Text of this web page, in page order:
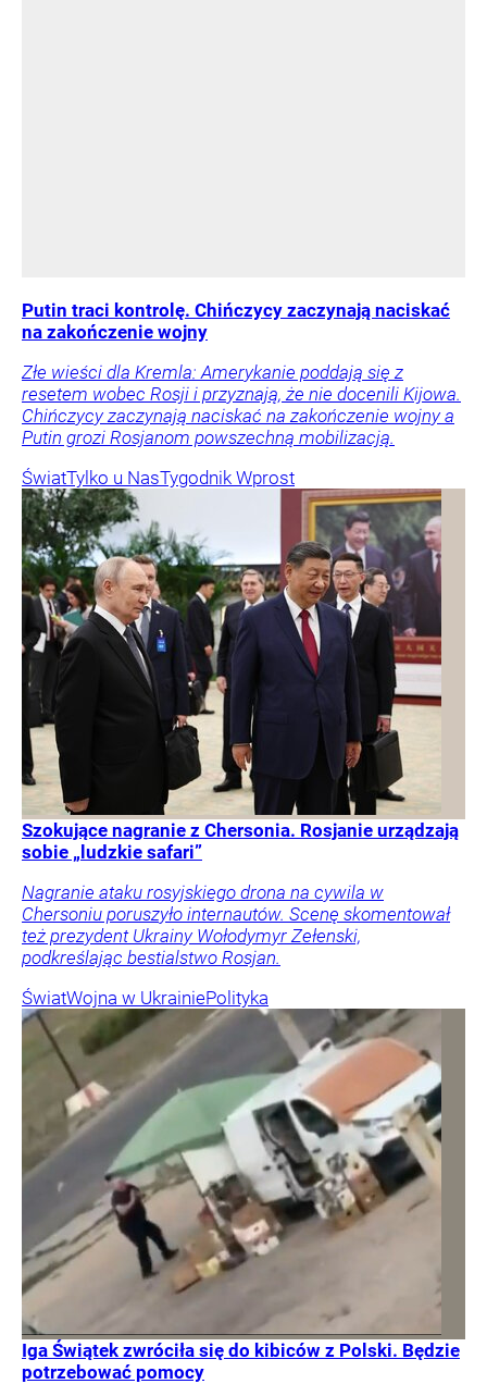
Putin traci kontrolę. Chińczycy zaczynają naciskać
na zakończenie wojny
Złe wieści dla Kremla: Amerykanie poddają się z
resetem wobec Rosji i przyznają, że nie docenili Kijowa.
Chińczycy zaczynają naciskać na zakończenie wojny a
Putin grozi Rosjanom powszechną mobilizacją.
ŚwiatTylko u NasTygodnik Wprost
Szokujące nagranie z Chersonia. Rosjanie urządzają
sobie „ludzkie safari”
Nagranie ataku rosyjskiego drona na cywila w
Chersoniu poruszyło internautów. Scenę skomentował
też prezydent Ukrainy Wołodymyr Zełenski,
podkreślając bestialstwo Rosjan.
ŚwiatWojna w UkrainiePolityka
Iga Świątek zwróciła się do kibiców z Polski. Będzie
potrzebować pomocy